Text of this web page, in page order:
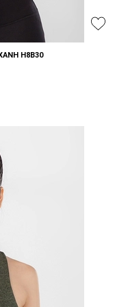
ÁO BRA YOGA THỂ THAO XANH H8B30